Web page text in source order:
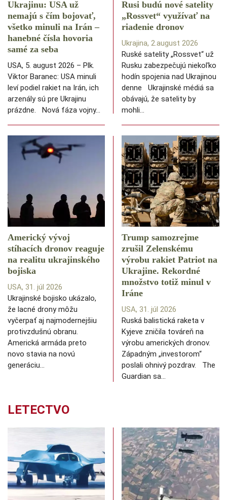
Ukrajinu: USA už
nemajú s čím bojovať,
všetko minuli na Irán –
hanebné čísla hovoria
samé za seba
USA, 5. august 2026 – Plk.
Viktor Baranec: USA minuli
leví podiel rakiet na Irán, ich
arzenály sú pre Ukrajinu
prázdne. Nová fáza vojny…
Rusi budú nové satelity
„Rossvet“ využívať na
riadenie dronov
Ukrajina, 2.august 2026
Ruské satelity „Rossvet“ už
Rusku zabezpečujú niekoľko
hodín spojenia nad Ukrajinou
denne Ukrajinské médiá sa
obávajú, že satelity by
mohli…
Americký vývoj
stíhacích dronov reaguje
na realitu ukrajinského
bojiska
USA, 31. júl 2026
Ukrajinské bojisko ukázalo,
že lacné drony môžu
vyčerpať aj najmodernejšiu
protivzdušnú obranu.
Americká armáda preto
novo stavia na novú
generáciu…
Trump samozrejme
zrušil Zelenskému
výrobu rakiet Patriot na
Ukrajine. Rekordné
množstvo totiž minul v
Iráne
USA, 31. júl 2026
Ruská balistická raketa v
Kyjeve zničila továreň na
výrobu amerických dronov.
Západným „investorom“
poslali ohnivý pozdrav. The
Guardian sa…
LETECTVO